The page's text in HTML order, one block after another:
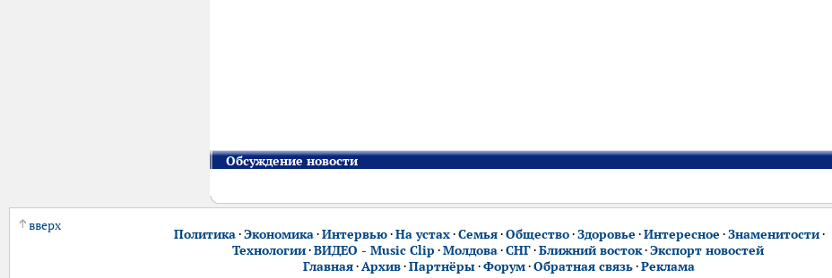
Обсуждение новости
вверх
Политика·Экономика·Интервью·На устах·Семья·Общество·Здоровье ·Интересное ·Знаменитости·
Технологии·ВИДЕО - Music Clip ·Молдова·СНГ·Ближний восток·Экспорт новостей
Главная·Архив·Партнёры·Форум·Обратная связь·Реклама